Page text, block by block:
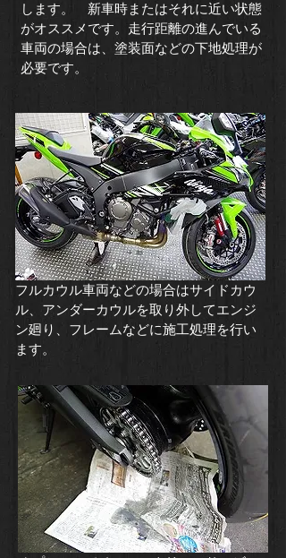
します。 新車時またはそれに近い状態
がオススメです。走行距離の進んでいる
車両の場合は、塗装面などの下地処理が
必要です。
​フルカウル車両などの場合はサイドカウ
ル、アンダーカウルを取り外してエンジ
ン廻り、フレームなどに施工処理を行い
ます。